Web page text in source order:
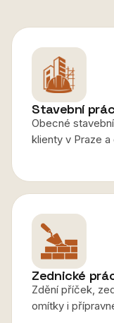
Stavební
Obecné
klienty v Praze a
Zednické
Zdění příček,
omítky i